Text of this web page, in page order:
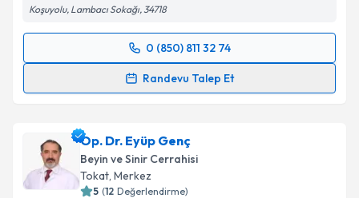
Koşuyolu, Lambacı Sokağı, 34718
0 (850) 811 32 74
Randevu Talep Et
Randevu Takvimi Talebi
takvim hazırlandığında e-posta ile bilgilendireceğiz.
E-posta Adresiniz
Op. Dr. Eyüp Genç
Beyin ve Sinir Cerrahisi
Tokat, Merkez
5 (12 Değerlendirme)